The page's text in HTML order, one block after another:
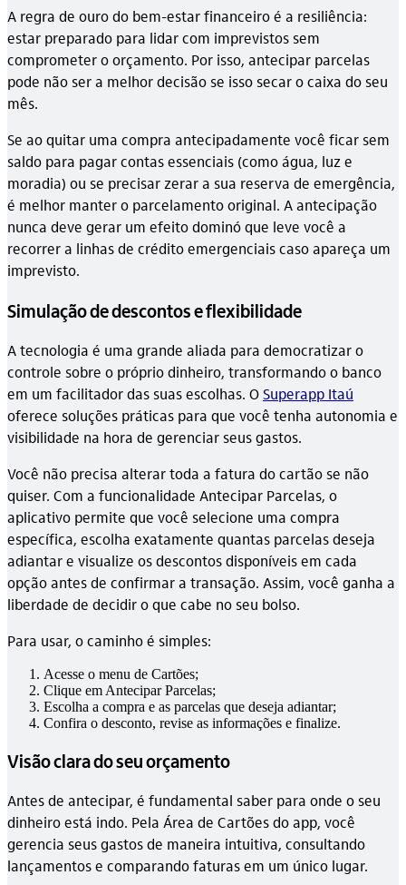
A regra de ouro do bem-estar financeiro é a resiliência:
estar preparado para lidar com imprevistos sem
comprometer o orçamento. Por isso, antecipar parcelas
pode não ser a melhor decisão se isso secar o caixa do seu
mês.
Se ao quitar uma compra antecipadamente você ficar sem
saldo para pagar contas essenciais (como água, luz e
moradia) ou se precisar zerar a sua reserva de emergência,
é melhor manter o parcelamento original. A antecipação
nunca deve gerar um efeito dominó que leve você a
recorrer a linhas de crédito emergenciais caso apareça um
imprevisto.
Simulação de descontos e flexibilidade
A tecnologia é uma grande aliada para democratizar o
controle sobre o próprio dinheiro, transformando o banco
em um facilitador das suas escolhas. OSuperapp Itaú
oferece soluções práticas para que você tenha autonomia e
visibilidade na hora de gerenciar seus gastos.
Você não precisa alterar toda a fatura do cartão se não
quiser. Com a funcionalidade Antecipar Parcelas, o
aplicativo permite que você selecione uma compra
específica, escolha exatamente quantas parcelas deseja
adiantar e visualize os descontos disponíveis em cada
opção antes de confirmar a transação. Assim, você ganha a
liberdade de decidir o que cabe no seu bolso.
Para usar, o caminho é simples:
Acesse o menu de Cartões;
Clique em Antecipar Parcelas;
Escolha a compra e as parcelas que deseja adiantar;
Confira o desconto, revise as informações e finalize.
Visão clara do seu orçamento
Antes de antecipar, é fundamental saber para onde o seu
dinheiro está indo. Pela Área de Cartões do app, você
gerencia seus gastos de maneira intuitiva, consultando
lançamentos e comparando faturas em um único lugar.